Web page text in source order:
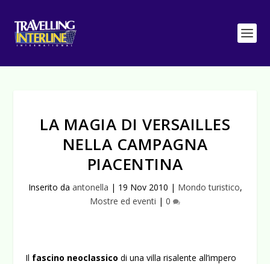
LA MAGIA DI VERSAILLES
NELLA CAMPAGNA
PIACENTINA
Inserito da antonella | 19 Nov 2010 | Mondo turistico,
Mostre ed eventi | 0
Il fascino neoclassico di una villa risalente all’impero